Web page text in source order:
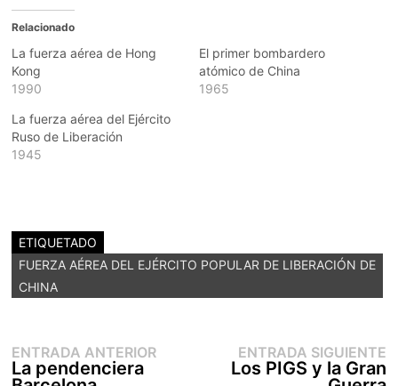
Relacionado
La fuerza aérea de Hong
Kong
1990
El primer bombardero
atómico de China
1965
La fuerza aérea del Ejército
Ruso de Liberación
1945
ETIQUETADO
FUERZA AÉREA DEL EJÉRCITO POPULAR DE LIBERACIÓN DE
CHINA
Navegación
de
ENTRADA ANTERIOREntrada
La pendenciera
ENTRADA SIGUIENTE
Los PIGS y la Gran